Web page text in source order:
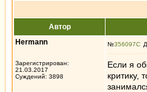
Автор
Hermann
Зарегистрирован:
21.03.2017
Суждений: 3898
№356097
Если я
критику,